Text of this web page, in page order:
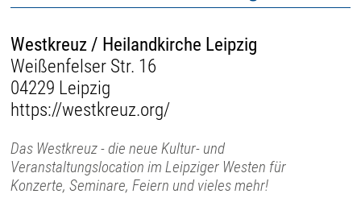
Westkreuz / Heilandkirche Leipzig
Weißenfelser Str. 16
04229 Leipzig
https://westkreuz.org/
Das Westkreuz - die neue Kultur- und
Veranstaltungslocation im Leipziger Westen für
Konzerte, Seminare, Feiern und vieles mehr!